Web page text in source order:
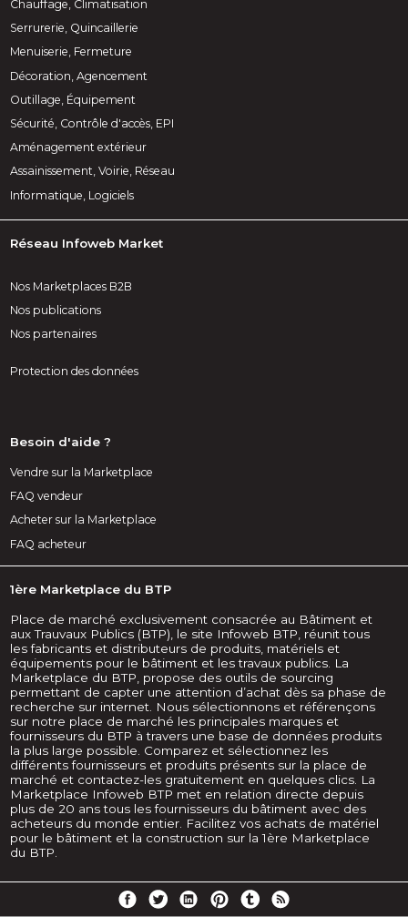
Chauffage, Climatisation
Serrurerie, Quincaillerie
Menuiserie, Fermeture
Décoration, Agencement
Outillage, Équipement
Sécurité, Contrôle d'accès, EPI
Aménagement extérieur
Assainissement, Voirie, Réseau
Informatique, Logiciels
Réseau Infoweb Market
Nos Marketplaces B2B
Nos publications
Nos partenaires
Protection des données
Besoin d'aide ?
Vendre sur la Marketplace
FAQ vendeur
Acheter sur la Marketplace
FAQ acheteur
1ère Marketplace du BTP
Place de marché exclusivement consacrée au Bâtiment et
aux Trauvaux Publics (BTP), le site Infoweb BTP, réunit tous
les fabricants et distributeurs de produits, matériels et
équipements pour le bâtiment et les travaux publics. La
Marketplace du BTP, propose des outils de sourcing
permettant de capter une attention d’achat dès sa phase de
recherche sur internet. Nous sélectionnons et référençons
sur notre place de marché les principales marques et
fournisseurs du BTP à travers une base de données produits
la plus large possible. Comparez et sélectionnez les
différents fournisseurs et produits présents sur la place de
marché et contactez-les gratuitement en quelques clics. La
Marketplace Infoweb BTP met en relation directe depuis
plus de 20 ans tous les fournisseurs du bâtiment avec des
acheteurs du monde entier. Facilitez vos achats de matériel
pour le bâtiment et la construction sur la 1ère Marketplace
du BTP.